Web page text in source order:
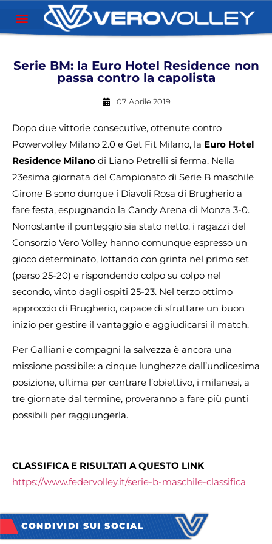
Serie BM: la Euro Hotel Residence non
passa contro la capolista
07 Aprile 2019
Dopo due vittorie consecutive, ottenute contro
Powervolley Milano 2.0 e Get Fit Milano, la Euro Hotel
Residence Milano di Liano Petrelli si ferma. Nella
23esima giornata del Campionato di Serie B maschile
Girone B sono dunque i Diavoli Rosa di Brugherio a
fare festa, espugnando la Candy Arena di Monza 3-0.
Nonostante il punteggio sia stato netto, i ragazzi del
Consorzio Vero Volley hanno comunque espresso un
gioco determinato, lottando con grinta nel primo set
(perso 25-20) e rispondendo colpo su colpo nel
secondo, vinto dagli ospiti 25-23. Nel terzo ottimo
approccio di Brugherio, capace di sfruttare un buon
inizio per gestire il vantaggio e aggiudicarsi il match.
Per Galliani e compagni la salvezza è ancora una
missione possibile: a cinque lunghezze dall’undicesima
posizione, ultima per centrare l’obiettivo, i milanesi, a
tre giornate dal termine, proveranno a fare più punti
possibili per raggiungerla.
CLASSIFICA E RISULTATI A QUESTO LINK
https://www.federvolley.it/serie-b-maschile-classifica
CONDIVIDI SUI SOCIAL